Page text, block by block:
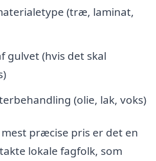
(træ, laminat,
gulvet (hvis det skal
(olie, lak, voks)
præcise pris er det en
lokale fagfolk, som